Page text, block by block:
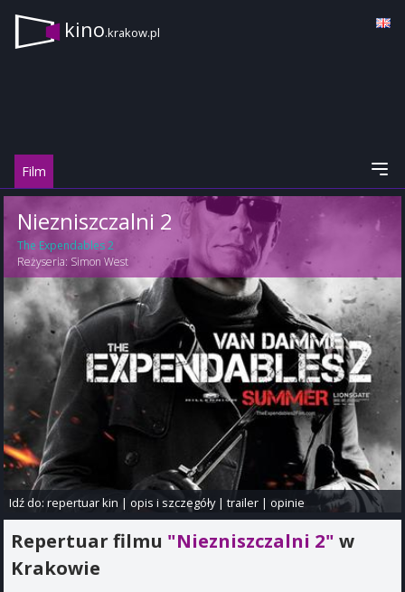
kino.krakow.pl
Film
Niezniszczalni 2
The Expendables 2
Reżyseria: Simon West
Idź do:repertuar kin |opis i szczegóły|trailer |opinie
Repertuar filmu "Niezniszczalni 2" w
Krakowie